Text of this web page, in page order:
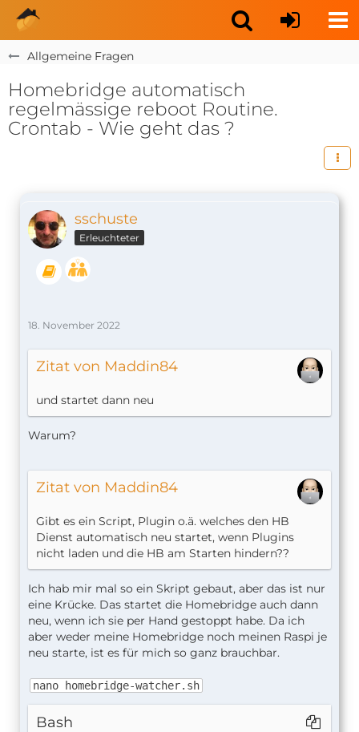
Allgemeine Fragen
Homebridge automatisch
regelmässige reboot Routine.
Crontab - Wie geht das ?
sschuste
Erleuchteter
18. November 2022
Zitat von Maddin84
und startet dann neu
Warum?
Zitat von Maddin84
Gibt es ein Script, Plugin o.ä. welches den HB
Dienst automatisch neu startet, wenn Plugins
nicht laden und die HB am Starten hindern??
Ich hab mir mal so ein Skript gebaut, aber das ist nur
eine Krücke. Das startet die Homebridge auch dann
neu, wenn ich sie per Hand gestoppt habe. Da ich
aber weder meine Homebridge noch meinen Raspi je
neu starte, ist es für mich so ganz brauchbar.
nano homebridge-watcher.sh
Bash